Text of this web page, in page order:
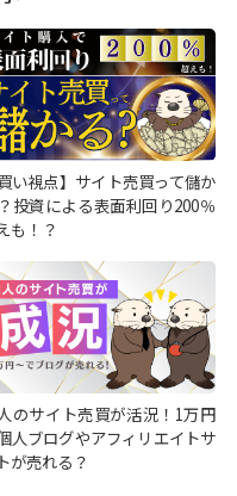
買い視点】サイト売買って儲か
投資による表面利回り200％
も！？
のサイト売買が活況！1万円
人ブログやアフィリエイトサ
が売れる？